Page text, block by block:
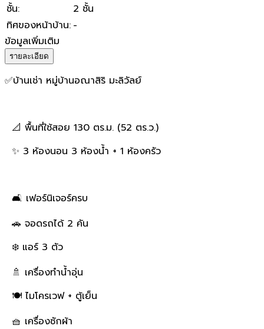
ชั้น:
2 ชั้น
ทิศของหน้าบ้าน: -
ข้อมูลเพิ่มเติม
รายละเอียด
✅บ้านเช่า หมู่บ้านอณาสิริ มะลิวัลย์
📐 พื้นที่ใช้สอย 130 ตร.ม. (52 ตร.ว.)
✨ 3 ห้องนอน 3 ห้องน้ำ + 1 ห้องครัว
🛋 เฟอร์นิเจอร์ครบ
🚗 จอดรถได้ 2 คัน
❄️ แอร์ 3 ตัว
🚿 เครื่องทำน้ำอุ่น
🍽 ไมโครเวฟ + ตู้เย็น
🧺 เครื่องซักผ้า